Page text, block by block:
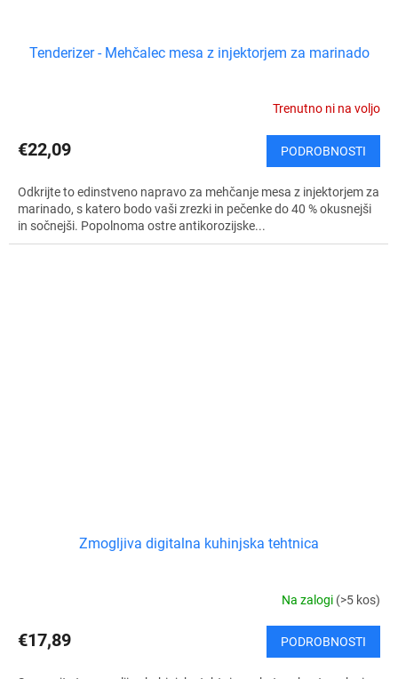
Tenderizer - Mehčalec mesa z injektorjem za marinado
Trenutno ni na voljo
€22,09 PODROBNOSTI
Odkrijte to edinstveno napravo za mehčanje mesa z injektorjem za
marinado, s katero bodo vaši zrezki in pečenke do 40 % okusnejši
in sočnejši. Popolnoma ostre antikorozijske...
Zmogljiva digitalna kuhinjska tehtnica
Na zalogi (>5 kos)
€17,89 PODROBNOSTI